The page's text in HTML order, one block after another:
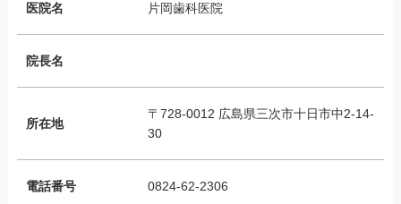
医院名 片岡歯科医院
院長名
所在地
〒728-0012 広島県三次市十日市中2-14-
30
電話番号 0824-62-2306